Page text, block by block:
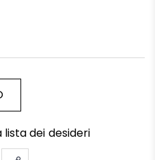
lista dei desideri